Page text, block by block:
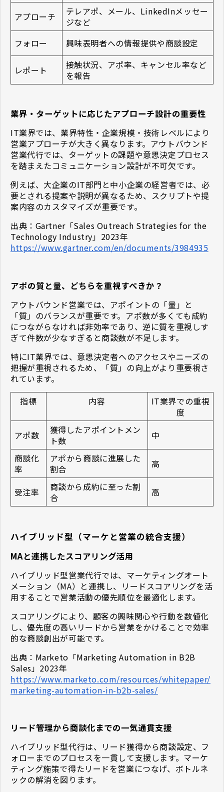
アプローチ
テレアポ、メール、LinkedInメッセー
ジなど
フォロー
興味表明者への情報提供や商談設定
レポート
接触状況、アポ率、キャンセル率など
を報告
業界・ターゲットに応じたアプローチ設計の重要性
IT業界では、業界特性・企業規模・技術レベルにより
営業アプローチが大きく異なります。アウトバウンド
営業代行では、ターゲットの課題や意思決定プロセス
を踏まえたコミュニケーション設計が不可欠です。
例えば、大企業のIT部門と中小企業の経営者では、必
要とされる提案や説明が異なるため、スクリプトや提
案内容のカスタマイズが重要です。
出典：Gartner「Sales Outreach Strategies for the
Technology Industry」2023年
https://www.gartner.com/en/documents/3984935
アポの質と量、どちらを重視すべきか？
アウトバウンド営業では、アポイントの「量」と
「質」のバランスが重要です。アポ数が多くても成約
につながらなければ非効率であり、逆に質を重視しす
ぎて件数が少なすぎると商談数が不足します。
特にIT業界では、意思決定者へのアクセスやニーズの
把握が重視されるため、「質」の向上がより重要視さ
れています。
指標
内容
IT業界での重視
度
アポ数
獲得したアポイントメン
ト数
中
商談化
率
アポから商談に進展した
割合
高
受注率
商談から成約に至った割
合
高
ハイブリッド型（マーケと営業の統合支援）
MAと連携したスコアリング活用
ハイブリッド型営業代行では、マーケティングオート
メーション（MA）と連携し、リードスコアリングを活
用することで営業活動の優先順位を最適化します。
スコアリングにより、顧客の興味関心や行動を数値化
し、優先度の高いリードから営業をかけることで効率
的な商談創出が可能です。
出典：Marketo「Marketing Automation in B2B
Sales」2023年
https://www.marketo.com/resources/whitepaper/
marketing-automation-in-b2b-sales/
リード管理から商談化までの一気通貫支援
ハイブリッド型代行は、リード獲得から商談設定、フ
ォローまでのプロセスを一貫して支援します。マーケ
ティング施策で得たリードを営業につなげ、ボトルネ
ックの解消を図ります。